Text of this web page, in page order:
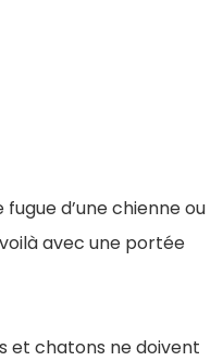
d’une chienne ou
avec une portée
et chatons ne doivent